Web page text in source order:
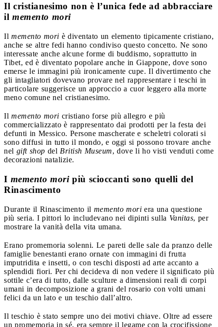
Il cristianesimo non è l’unica fede ad abbracciare
il memento mori
Il memento mori è diventato un elemento tipicamente cristiano,
anche se altre fedi hanno condiviso questo concetto. Ne sono
interessate anche alcune forme di buddismo, soprattutto in
Tibet, ed è diventato popolare anche in Giappone, dove sono
emerse le immagini più ironicamente cupe. Il divertimento che
gli intagliatori dovevano provare nel rappresentare i teschi in
particolare suggerisce un approccio a cuor leggero alla morte
meno comune nel cristianesimo.
Il memento mori cristiano forse più allegro e più
commercializzato è rappresentato dai prodotti per la festa dei
defunti in Messico. Persone mascherate e scheletri colorati si
sono diffusi in tutto il mondo, e oggi si possono trovare anche
nel gift shop del British Museum, dove li ho visti venduti come
decorazioni natalizie.
I memento moripiù scioccanti sono quelli del
Rinascimento
Durante il Rinascimento il memento mori era una questione
più seria. I pittori lo includevano nei dipinti sulla Vanitas, per
mostrare la vanità della vita umana.
Erano promemoria solenni. Le pareti delle sale da pranzo delle
famiglie benestanti erano ornate con immagini di frutta
imputridita e insetti, o con teschi disposti ad arte accanto a
splendidi fiori. Per chi decideva di non vedere il significato più
sottile c’era di tutto, dalle sculture a dimensioni reali di corpi
umani in decomposizione a grani del rosario con volti umani
felici da un lato e un teschio dall’altro.
Il teschio è stato sempre uno dei motivi chiave. Oltre ad essere
un promemoria in sé, era sempre il legame con la crocifissione